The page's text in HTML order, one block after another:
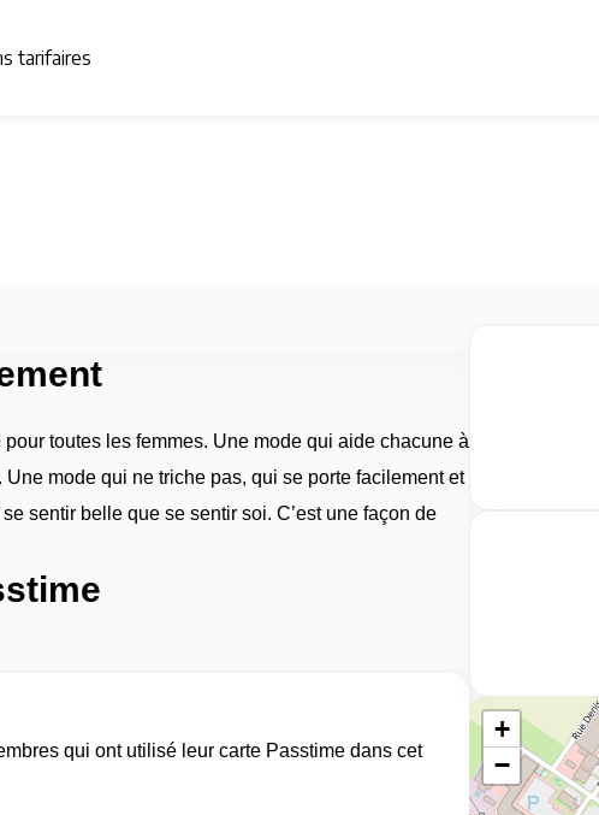
tarifaires
toutes les femmes. Une mode qui aide chacune à
mode qui ne triche pas, qui se porte facilement et
sentir belle que se sentir soi. C’est une façon de
qui ont utilisé leur carte Passtime dans cet
+
−